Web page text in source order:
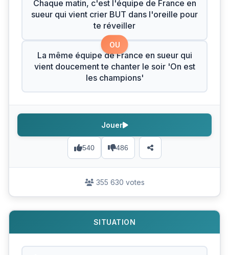
Chaque matin, c'est l'équipe de France en
sueur qui vient crier BUT dans l'oreille pour
te réveiller
OU
La même équipe de France en sueur qui
vient doucement te chanter le soir 'On est
les champions'
540 486
Jouer
355 630 votes
SITUATION